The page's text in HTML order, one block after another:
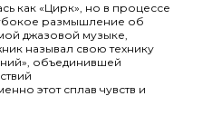
как «Цирк», но в процессе
размышление об
джазовой музыке,
называл свою технику
объединившей
этот сплав чувств и